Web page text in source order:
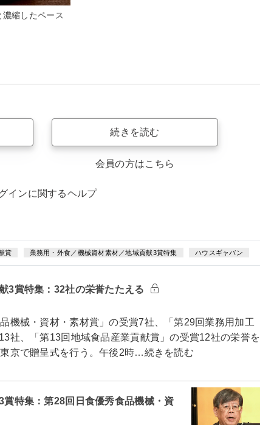
縮したペース
続きを読む
会員の方はこちら
インに関するヘルプ
賞 業務用・外食／機械資材素材／地域貢献3賞特集 ハウスギャバン
3賞特集：32社の栄誉たたえる
機械・資材・素材賞」の受賞7社、「第29回業務用加工
社、「第13回地域食品産業貢献賞」の受賞12社の栄誉を
京で贈呈式を行う。午後2時…続きを読む
特集：第28回日食優秀食品機械・資